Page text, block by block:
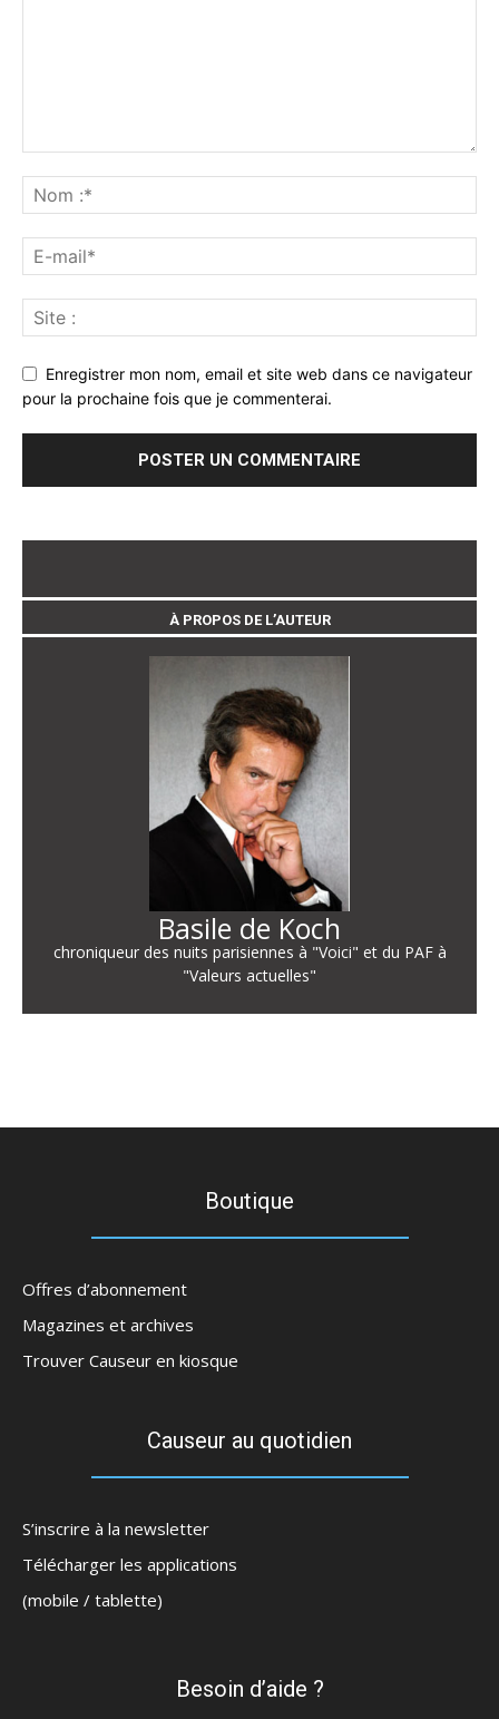
Enregistrer mon nom, email et site web dans ce navigateur
pour la prochaine fois que je commenterai.
À PROPOS DE L’AUTEUR
Basile de Koch
chroniqueur des nuits parisiennes à "Voici" et du PAF à
"Valeurs actuelles"
Boutique
Offres d’abonnement
Magazines et archives
Trouver Causeur en kiosque
Causeur au quotidien
S’inscrire à la newsletter
Télécharger les applications
(mobile / tablette)
Besoin d’aide ?